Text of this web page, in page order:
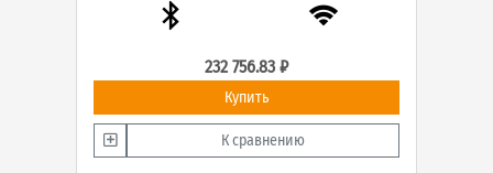
232 756.83 ₽
Купить
К сравнению